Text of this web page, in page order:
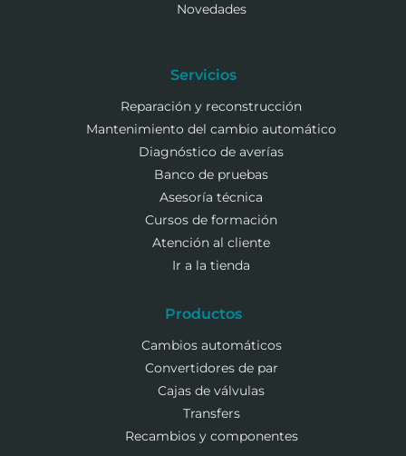
Novedades
Servicios
Reparación y reconstrucción
Mantenimiento del cambio automático
Diagnóstico de averías
Banco de pruebas
Asesoría técnica
Cursos de formación
Atención al cliente
Ir a la tienda
Productos
Cambios automáticos
Convertidores de par
Cajas de válvulas
Transfers
Recambios y componentes